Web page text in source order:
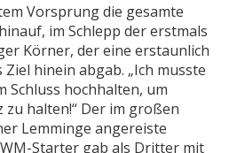
Vorsprung die gesamte
im Schlepp der erstmals
Körner, der eine erstaunlich
hinein abgab. „Ich musste
Schluss hochhalten, um
halten!“ Der im großen
Lemminge angereiste
Starter gab als Dritter mit